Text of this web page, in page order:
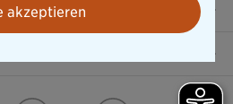
akzeptieren